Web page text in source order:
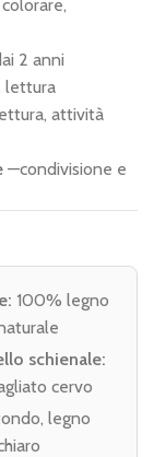
2 anni
lettura
attività
—condivisione e
100% legno
schienale:
cervo
legno